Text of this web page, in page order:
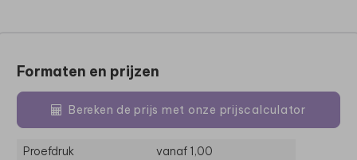
Formaten en prijzen
Bereken de prijs met onze prijscalculator
Proefdruk
vanaf 1,00